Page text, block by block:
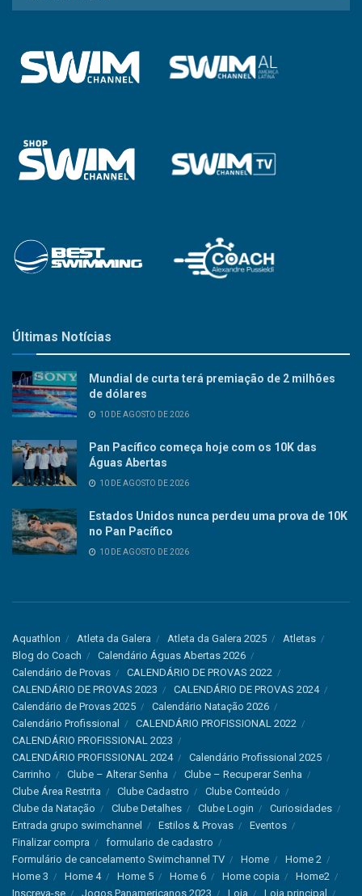
Últimas Notícias
Mundial de curta terá premiação de 2 milhões
de dólares
10 DE AGOSTO DE 2026
Pan Pacífico começa hoje com os 10K das
Águas Abertas
10 DE AGOSTO DE 2026
Estados Unidos nunca perdeu uma prova de 10K
no Pan Pacífico
10 DE AGOSTO DE 2026
Aquathlon Atleta da Galera Atleta da Galera 2025
Atletas
Blog do Coach
Calendário Águas Abertas 2026
Calendário de Provas
CALENDÁRIO DE PROVAS 2022
CALENDÁRIO DE PROVAS 2023
CALENDÁRIO DE PROVAS 2024
Calendário de Provas 2025
Calendário Natação 2026
Calendário Profissional
CALENDÁRIO PROFISSIONAL 2022
CALENDÁRIO PROFISSIONAL 2023
CALENDÁRIO PROFISSIONAL 2024
Calendário Profissional 2025
Carrinho
Clube – Alterar Senha
Clube – Recuperar Senha
Clube Área Restrita
Clube Cadastro
Clube Conteúdo
Clube da Natação
Clube Detalhes Clube Login
Curiosidades
Entrada grupo swimchannel
Estilos & Provas
Eventos
Finalizar compra
formulario de cadastro
Formulário de cancelamento Swimchannel TV
Home
Home 2
Home 3
Home 4 Home 5 Home 6 Home copia
Home2
Inscreva-se
Jogos Panamericanos 2023 Loja Loja principal